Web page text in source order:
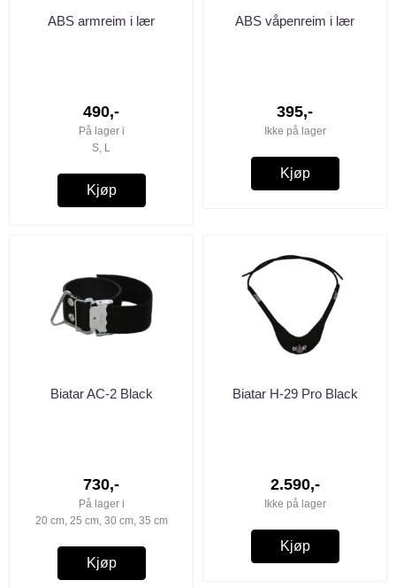
ABS armreim i lær
490,-
På lager i
S, L
Kjøp
ABS våpenreim i lær
395,-
Ikke på lager
Kjøp
Biatar AC-2 Black
730,-
På lager i
20 cm, 25 cm, 30 cm, 35 cm
Kjøp
Biatar H-29 Pro Black
2.590,-
Ikke på lager
Kjøp